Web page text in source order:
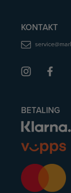
KONTAKT
BETALING